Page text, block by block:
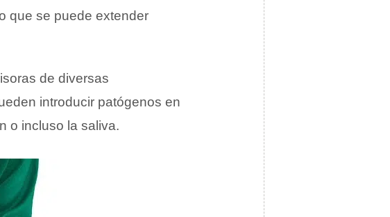
que se puede extender
de diversas
introducir patógenos en
o incluso la saliva.